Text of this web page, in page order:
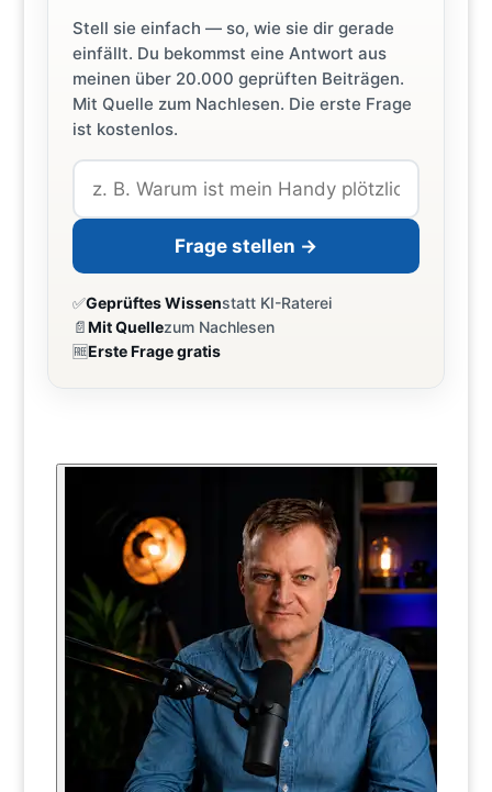
Stell sie einfach — so, wie sie dir gerade
einfällt. Du bekommst eine Antwort aus
meinen über 20.000 geprüften Beiträgen.
Mit Quelle zum Nachlesen. Die erste Frage
ist kostenlos.
Frage stellen →
✅Geprüftes Wissenstatt KI-Raterei
📄Mit Quellezum Nachlesen
🆓Erste Frage gratis